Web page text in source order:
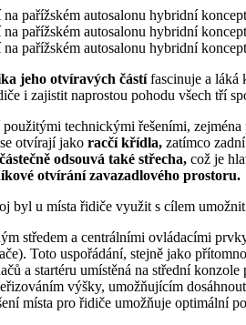
jeho otvíravých částífascinuje a láká
i zajistit naprostou pohodu všech tří
technickými řešeními, zejména
otvírají jako racčí křídla, zatímco
částečně odsouvá také střecha, což je
otvírání zavazadlového prostoru.
byl u místa řidiče využit s cílem
středem a centrálními ovládacími
Toto uspořádání, stejně jako
a startéru umístěná na střední
výšky, umožňujícím
místa pro řidiče umožňuje optimální